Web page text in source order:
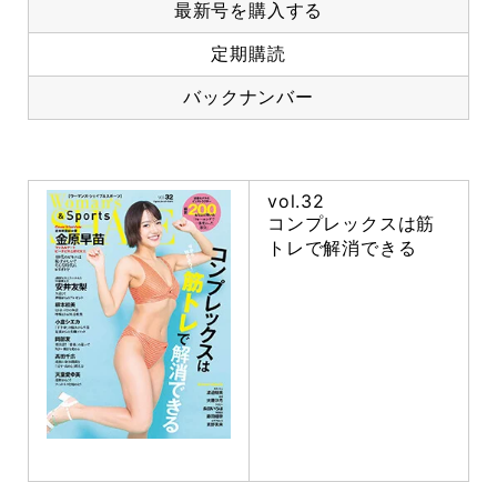
最新号を購入する
定期購読
バックナンバー
vol.32
コンプレックスは筋
トレで解消できる